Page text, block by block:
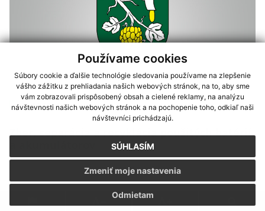
Používame cookies
Súbory cookie a ďalšie technológie sledovania používame na zlepšenie
vášho zážitku z prehliadania našich webových stránok, na to, aby sme
vám zobrazovali prispôsobený obsah a cielené reklamy, na analýzu
návštevnosti našich webových stránok a na pochopenie toho, odkiaľ naši
návštevníci prichádzajú.
SÚHLASÍM
Odmietam
Zmeniť moje nastavenia
20.09.2021
Zber, separácia a recyklácia použitých batérií